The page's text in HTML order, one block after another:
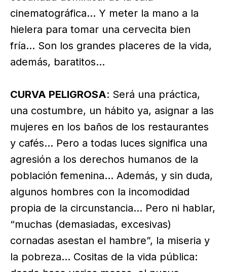
cinematográfica… Y meter la mano a la
hielera para tomar una cervecita bien
fría… Son los grandes placeres de la vida,
además, baratitos…
CURVA PELIGROSA: Será una práctica,
una costumbre, un hábito ya, asignar a las
mujeres en los baños de los restaurantes
y cafés… Pero a todas luces significa una
agresión a los derechos humanos de la
población femenina… Además, y sin duda,
algunos hombres con la incomodidad
propia de la circunstancia… Pero ni hablar,
“muchas (demasiadas, excesivas)
cornadas asestan el hambre”, la miseria y
la pobreza… Cositas de la vida pública: